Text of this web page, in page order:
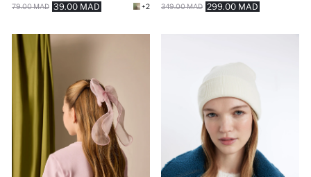
39.00 MAD
79.00 MAD +2 299.00 MAD
349.00 MAD